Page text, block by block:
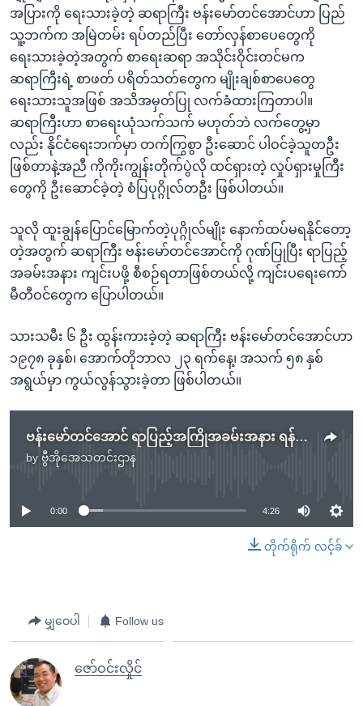
အပြားကို ရေးသားခဲ့တဲ့ ဆရာကြီး ဗန်းမော်တင်အောင်ဟာ ပြည်
သူ့ဘက်က အမြဲတမ်း ရပ်တည်ပြီး တော်လှန်စာပေတွေကို
ရေးသားခဲ့တဲ့အတွက် စာရေးဆရာ အသိုင်းဝိုင်းတင်မက
ဆရာကြီးရဲ့ စာဖတ် ပရိတ်သတ်တွေက မျိုးချစ်စာပေတွေ
ရေးသားသူအဖြစ် အသိအမှတ်ပြု လက်ခံထားကြတာပါ။
ဆရာကြီးဟာ စာရေးယုံသက်သက် မဟုတ်ဘဲ လက်တွေ့မှာ
လည်း နိုင်ငံရေးဘက်မှာ တက်ကြွစွာ ဦးဆောင် ပါဝင်ခဲ့သူတဦး
ဖြစ်တာနဲ့အညီ ကိုကိုးကျွန်းတိုက်ပွဲလို ထင်ရှားတဲ့ လှုပ်ရှားမှုကြီး
တွေကို ဦးဆောင်ခဲ့တဲ့ စံပြပုဂ္ဂိုလ်တဦး ဖြစ်ပါတယ်။
သူလို ထူးချွန်ပြောင်မြောက်တဲ့ပုဂ္ဂိုလ်မျိုး နောက်ထပ်မရနိုင်တော့
တဲ့အတွက် ဆရာကြီး ဗန်းမော်တင်အောင်ကို ဂုဏ်ပြုပြီး ရာပြည့်
အခမ်းအနား ကျင်းပဖို့ စီစဉ်ရတာဖြစ်တယ်လို့ ကျင်းပရေးကော်
မီတီဝင်တွေက ပြောပါတယ်။
သားသမီး ၆ ဦး ထွန်းကားခဲ့တဲ့ ဆရာကြီး ဗန်းမော်တင်အောင်ဟာ
၁၉၇၈ ခုနှစ်၊ အောက်တိုဘာလ ၂၃ ရက်နေ့၊ အသက် ၅၈ နှစ်
အရွယ်မှာ ကွယ်လွန်သွားခဲ့တာ ဖြစ်ပါတယ်။
ဗန်းမော်တင်အောင် ရာပြည့်အကြိုအခမ်းအနား ရန်ကုန်မှာ ကျင်းပ
by ဗွီအိုအေသတင်းဌာန
No media source currently available
0:00 4:26
တိုက်ရိုက် လင့်ခ်
မျှဝေပါ Follow us
ဇော်ဝင်းလှိုင်